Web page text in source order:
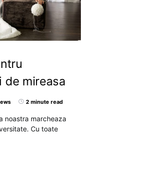
de mireasa
2 minute read
noastra marcheaza
Cu toate